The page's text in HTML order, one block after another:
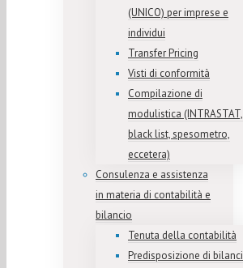
(UNICO) per imprese e
individui
Transfer Pricing
Visti di conformità
Compilazione di
modulistica (INTRASTAT,
black list, spesometro,
eccetera)
Consulenza e assistenza
in materia di contabilità e
bilancio
Tenuta della contabilità
Predisposizione di bilanci